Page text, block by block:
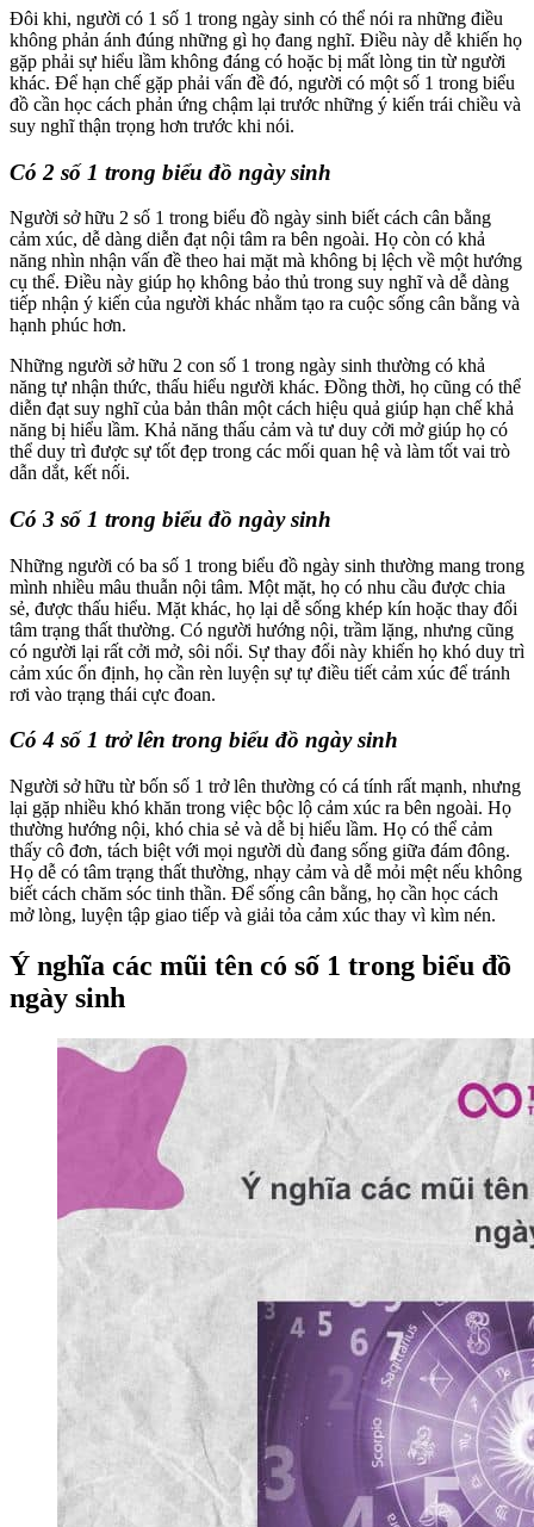
Đôi khi, người có 1 số 1 trong ngày sinh có thể nói ra những điều
không phản ánh đúng những gì họ đang nghĩ. Điều này dễ khiến họ
gặp phải sự hiểu lầm không đáng có hoặc bị mất lòng tin từ người
khác. Để hạn chế gặp phải vấn đề đó, người có một số 1 trong biểu
đồ cần học cách phản ứng chậm lại trước những ý kiến trái chiều và
suy nghĩ thận trọng hơn trước khi nói.
Có 2 số 1 trong biểu đồ ngày sinh
Người sở hữu 2 số 1 trong biểu đồ ngày sinh biết cách cân bằng
cảm xúc, dễ dàng diễn đạt nội tâm ra bên ngoài. Họ còn có khả
năng nhìn nhận vấn đề theo hai mặt mà không bị lệch về một hướng
cụ thể. Điều này giúp họ không bảo thủ trong suy nghĩ và dễ dàng
tiếp nhận ý kiến của người khác nhằm tạo ra cuộc sống cân bằng và
hạnh phúc hơn.
Những người sở hữu 2 con số 1 trong ngày sinh thường có khả
năng tự nhận thức, thấu hiểu người khác. Đồng thời, họ cũng có thể
diễn đạt suy nghĩ của bản thân một cách hiệu quả giúp hạn chế khả
năng bị hiểu lầm. Khả năng thấu cảm và tư duy cởi mở giúp họ có
thể duy trì được sự tốt đẹp trong các mối quan hệ và làm tốt vai trò
dẫn dắt, kết nối.
Có 3 số 1 trong biểu đồ ngày sinh
Những người có ba số 1 trong biểu đồ ngày sinh thường mang trong
mình nhiều mâu thuẫn nội tâm. Một mặt, họ có nhu cầu được chia
sẻ, được thấu hiểu. Mặt khác, họ lại dễ sống khép kín hoặc thay đổi
tâm trạng thất thường. Có người hướng nội, trầm lặng, nhưng cũng
có người lại rất cởi mở, sôi nổi. Sự thay đổi này khiến họ khó duy trì
cảm xúc ổn định, họ cần rèn luyện sự tự điều tiết cảm xúc để tránh
rơi vào trạng thái cực đoan.
Có 4 số 1 trở lên trong biểu đồ ngày sinh
Người sở hữu từ bốn số 1 trở lên thường có cá tính rất mạnh, nhưng
lại gặp nhiều khó khăn trong việc bộc lộ cảm xúc ra bên ngoài. Họ
thường hướng nội, khó chia sẻ và dễ bị hiểu lầm. Họ có thể cảm
thấy cô đơn, tách biệt với mọi người dù đang sống giữa đám đông.
Họ dễ có tâm trạng thất thường, nhạy cảm và dễ mỏi mệt nếu không
biết cách chăm sóc tinh thần. Để sống cân bằng, họ cần học cách
mở lòng, luyện tập giao tiếp và giải tỏa cảm xúc thay vì kìm nén.
Ý nghĩa các mũi tên có số 1 trong biểu đồ
ngày sinh